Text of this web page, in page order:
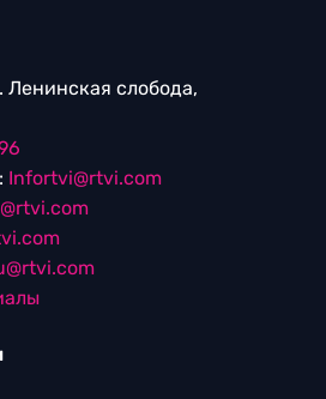
Ленинская слобода,
Infortvi@rtvi.com